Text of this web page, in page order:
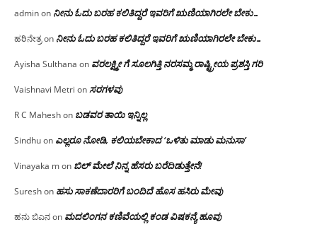
adminon ನೀನು ಓದು ಬರಹ ಕಲಿತಿದ್ದರೆ ಇವರಿಗೆ ಋಣಿಯಾಗಿರಲೇ ಬೇಕು…
ಹರಿನೇತ್ರon ನೀನು ಓದು ಬರಹ ಕಲಿತಿದ್ದರೆ ಇವರಿಗೆ ಋಣಿಯಾಗಿರಲೇ ಬೇಕು…
Ayisha Sulthana on ವರಲಕ್ಷ್ಮೀ ಗೆ ಸೂಲಗಿತ್ತಿ ನರಸಮ್ಮ‌ ರಾಷ್ಟ್ರೀಯ ಪ್ರಶಸ್ತಿ ಗರಿ
Vaishnavi Metri onಸರಗಳವು
R C Maheshon ಬಡವರ ತಾಯಿ ಇನ್ನಿಲ್ಲ
Sindhuon ಎಲ್ಲರೂ ನೋಡಿ, ಕಲಿಯಬೇಕಾದ ‘ಒಳಿತು ಮಾಡು ಮನುಸಾ’
Vinayaka mon ಬಿಲ್ ಮೇಲೆ ನಿನ್ನ ಹೆಸರು ಬರೆದಿಡುತ್ತೇನೆ!
Sureshon ಹಸು ಸಾಕಣೆದಾರರಿಗೆ ಬಂದಿದೆ ಹೊಸ ಹಸಿರು ಮೇವು
ಹನು ಬಿಎನon ಮದಲಿಂಗನ ಕಣಿವೆಯಲ್ಲಿ ಕಂಡ ವಿಷಕನ್ಯೆ ಹೂವು